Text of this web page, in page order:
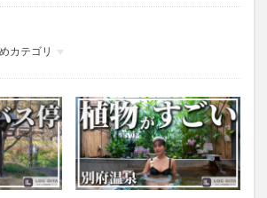
カテゴリ
類
ちご うみたまご
当 かき氷
からあげ
ねとらぼ
ひまわり
まつり まとめ
みかん
さだタウン
わったん
アウトドア
アサイーボウル